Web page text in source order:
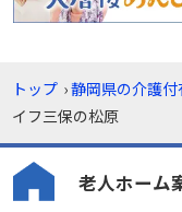
トップ ›静岡県の介護
イフ三保の松原
老人ホーム